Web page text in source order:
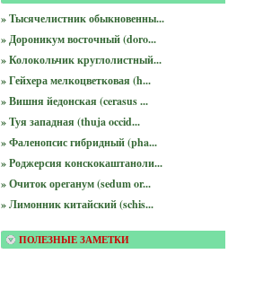
» Тысячелистник обыкновенны...
» Дороникум восточный (doro...
» Колокольчик круглолистный...
» Гейхера мелкоцветковая (h...
» Вишня йедонская (cerasus ...
» Туя западная (thuja occid...
» Фаленопсис гибридный (pha...
» Роджерсия конскокаштаноли...
» Очиток ореганум (sedum or...
» Лимонник китайский (schis...
ПОЛЕЗНЫЕ ЗАМЕТКИ